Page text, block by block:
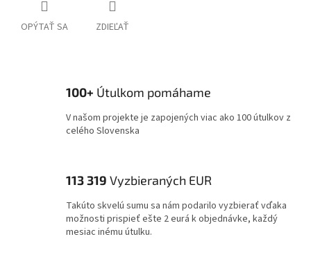
OPÝTAŤ SA ZDIEĽAŤ
100+ Útulkom pomáhame
V našom projekte je zapojených viac ako 100 útulkov z
celého Slovenska
113 319 Vyzbieraných EUR
Takúto skvelú sumu sa nám podarilo vyzbierať vďaka
možnosti prispieť ešte 2 eurá k objednávke, každý
mesiac inému útulku.